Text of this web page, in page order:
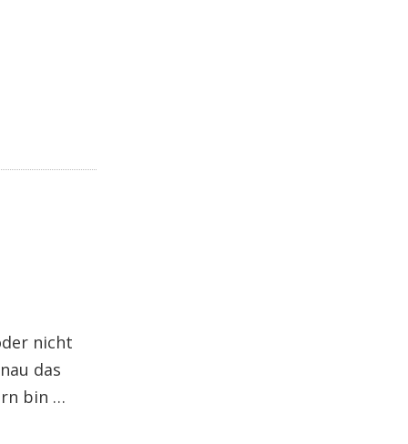
nicht
das
bin …